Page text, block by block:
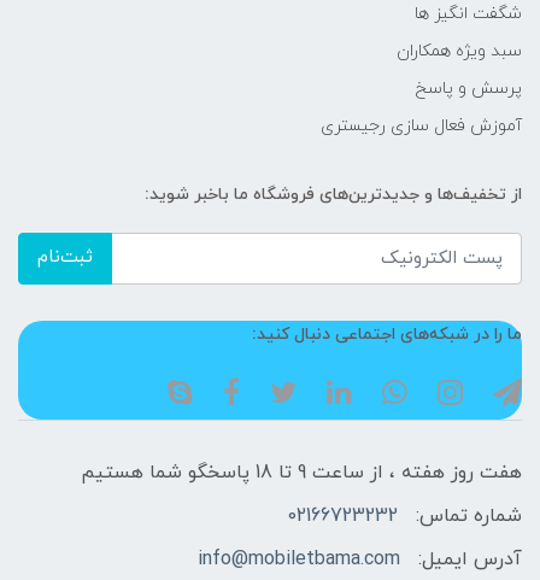
شگفت انگیز ها
سبد ویژه همکاران
پرسش و پاسخ
آموزش فعال سازی رجیستری
از تخفیف‌ها و جدیدترین‌های فروشگاه ما باخبر شوید:
ثبت‌نام
ما را در شبکه‌های اجتماعی دنبال کنید:
هفت روز هفته ، از ساعت 9 تا 18 پاسخگو شما هستیم
شماره تماس:
02166723232
آدرس ایمیل:
info@mobiletbama.com